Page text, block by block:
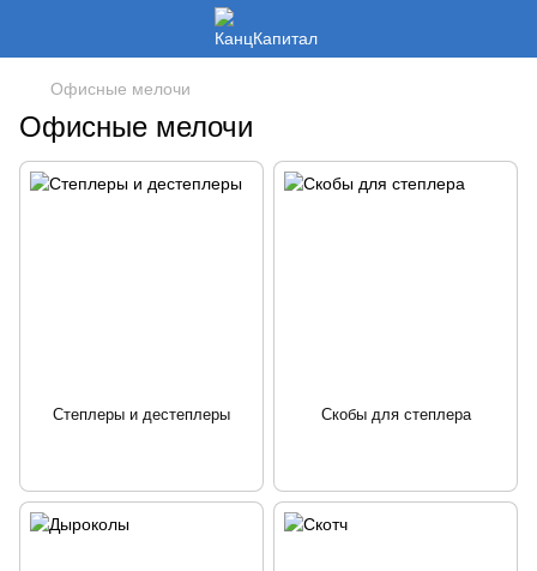
Офисные мелочи
Офисные мелочи
Степлеры и дестеплеры Скобы для степлера